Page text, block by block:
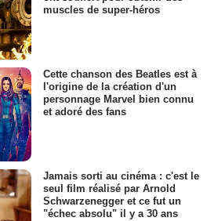
muscles de super-héros
Cette chanson des Beatles est à
l'origine de la création d'un
personnage Marvel bien connu
et adoré des fans
Jamais sorti au cinéma : c'est le
seul film réalisé par Arnold
Schwarzenegger et ce fut un
"échec absolu" il y a 30 ans